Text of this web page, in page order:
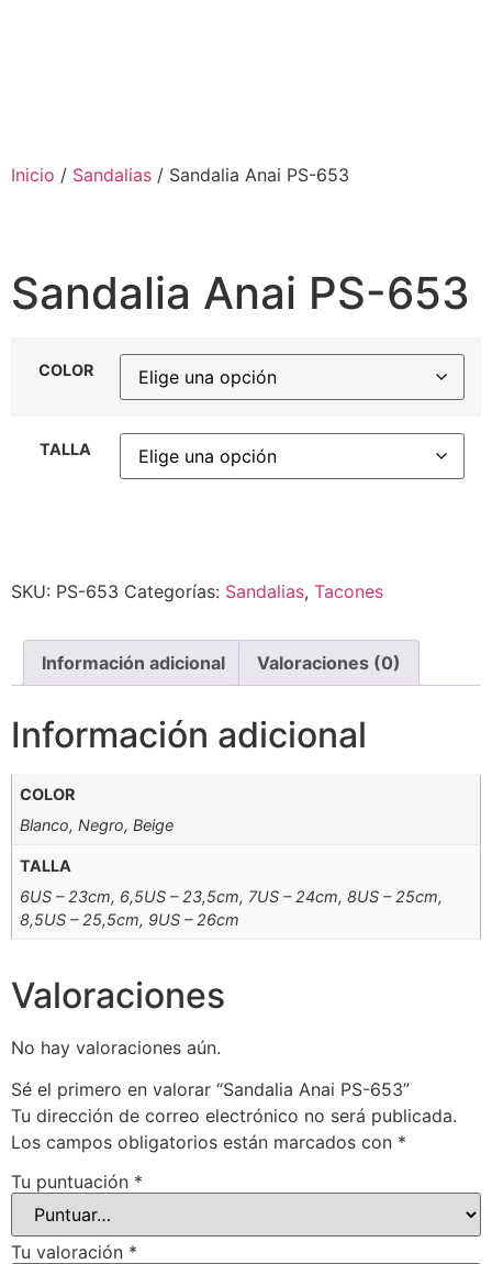
Inicio / Sandalias / Sandalia Anai PS-653
Sandalia Anai PS-653
COLOR
TALLA
SKU: PS-653 Categorías: Sandalias, Tacones
Información adicional Valoraciones (0)
Información adicional
COLOR
Blanco, Negro, Beige
TALLA
6US – 23cm, 6,5US – 23,5cm, 7US – 24cm, 8US – 25cm,
8,5US – 25,5cm, 9US – 26cm
Valoraciones
No hay valoraciones aún.
Sé el primero en valorar “Sandalia Anai PS-653”
Tu dirección de correo electrónico no será publicada.
Los campos obligatorios están marcados con *
Tu puntuación *
Tu valoración *